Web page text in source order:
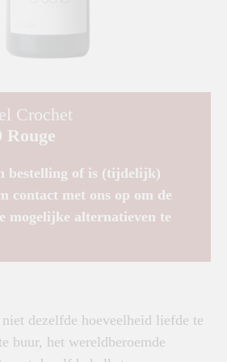
Crochet
Rouge
bestelling of is (tijdelijk)
contact met ons op om de
mogelijke alternatieven te
dezelfde hoeveelheid liefde te
buur, het wereldberoemde